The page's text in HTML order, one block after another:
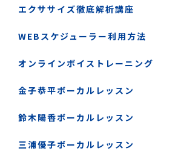
エクササイズ徹底解析講座
WEBスケジューラー利用方法
オンラインボイストレーニング
金子恭平ボーカルレッスン
鈴木陽香ボーカルレッスン
三浦優子ボーカルレッスン